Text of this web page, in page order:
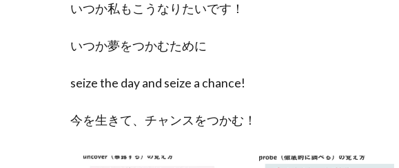
いつか私もこうなりたいです！
いつか夢をつかむために
seize the day and seize a chance!
今を生きて、チャンスをつかむ！